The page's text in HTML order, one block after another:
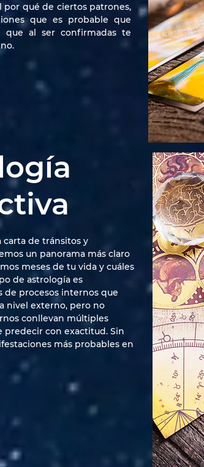
por qué de ciertos patrones,
que es probable que
que al ser confirmadas te
carta de tránsitos y
un panorama más claro
meses de tu vida y cuáles
de astrología es
de procesos internos que
nivel externo, pero no
conllevan múltiples
predecir con exactitud. Sin
más probables en